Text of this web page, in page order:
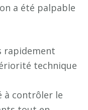
a été palpable
rapidement
technique
à contrôler le